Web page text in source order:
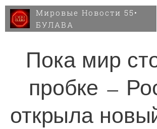
Мировые Новости 55•
БУЛАВА
Пока мир
пробке —
открыла